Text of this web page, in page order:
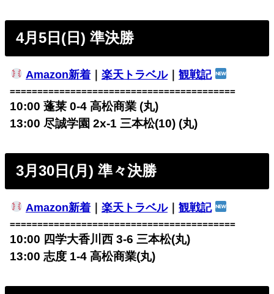
4月5日(日) 準決勝
Amazon新着｜ 楽天トラベル｜ 観戦記
=========================================
10:00 蓬莱 0-4 高松商業 (丸)
13:00 尽誠学園 2x-1 三本松(10) (丸)
3月30日(月) 準々決勝
Amazon新着｜ 楽天トラベル｜ 観戦記
=========================================
10:00 四学大香川西 3-6 三本松(丸)
13:00 志度 1-4 高松商業(丸)